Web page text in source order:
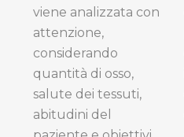
viene analizzata con
attenzione,
considerando
quantità di osso,
salute dei tessuti,
abitudini del